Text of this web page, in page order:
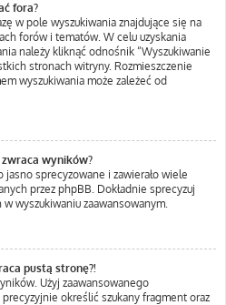
fora?
w pole wyszukiwania znajdujące się na
forów i tematów. W celu uzyskania
należy kliknąć odnośnik “Wyszukiwanie
stronach witryny. Rozmieszczenie
wyszukiwania może zależeć od
wyników?
sprecyzowane i zawierało wiele
przez phpBB. Dokładnie sprecyzuj
wyszukiwaniu zaawansowanym.
pustą stronę?!
Użyj zaawansowanego
określić szukany fragment oraz